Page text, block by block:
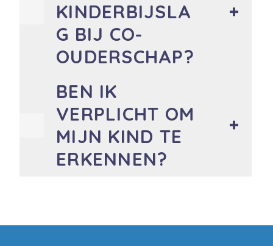
KINDERBIJSLA
G BIJ CO-
OUDERSCHAP?
BEN IK
VERPLICHT OM
MIJN KIND TE
ERKENNEN?